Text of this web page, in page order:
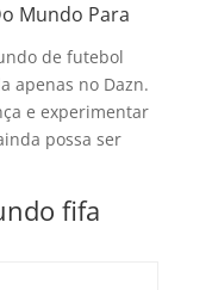
Mundo Para
de futebol
apenas no Dazn.
e experimentar
possa ser
fifa